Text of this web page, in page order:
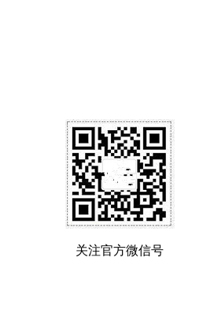
关注官方微信号